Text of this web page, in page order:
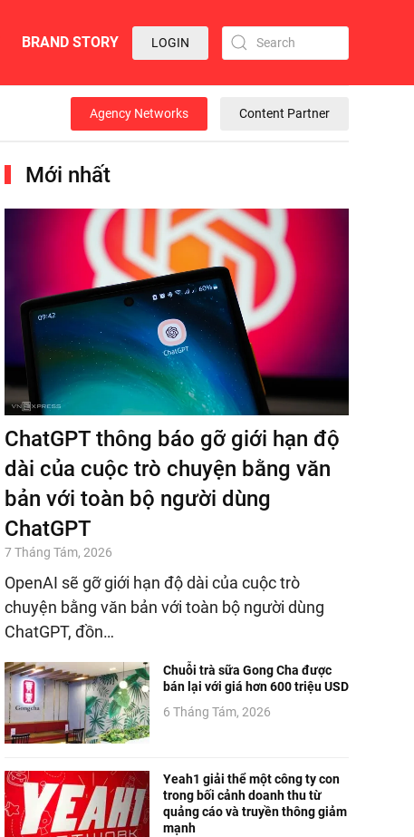
BRAND STORY LOGIN
Agency Networks Content Partner
Mới nhất
ChatGPT thông báo gỡ giới hạn độ
dài của cuộc trò chuyện bằng văn
bản với toàn bộ người dùng
ChatGPT
7 Tháng Tám, 2026
OpenAI sẽ gỡ giới hạn độ dài của cuộc trò
chuyện bằng văn bản với toàn bộ người dùng
ChatGPT, đồn…
Chuỗi trà sữa Gong Cha được
bán lại với giá hơn 600 triệu USD
6 Tháng Tám, 2026
Yeah1 giải thể một công ty con
trong bối cảnh doanh thu từ
quảng cáo và truyền thông giảm
mạnh